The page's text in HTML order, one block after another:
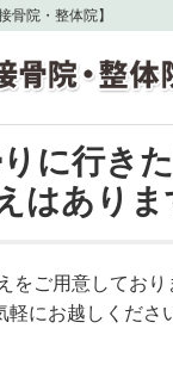
骨院・整体院】
に行き
はありま
をご用意しており
にお越しくださ